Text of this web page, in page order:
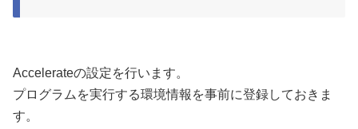
Accelerateの設定を行います。
プログラムを実行する環境情報を事前に登録しておきま
す。